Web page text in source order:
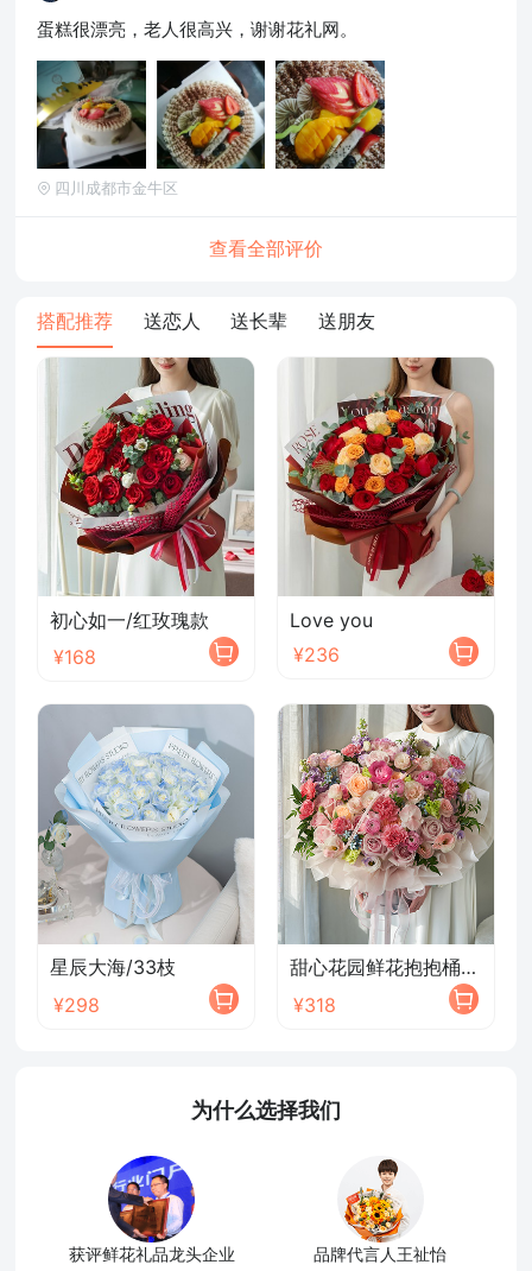
蛋糕很漂亮，老人很高兴，谢谢花礼网。
四川成都市金牛区
查看全部评价
搭配推荐 送恋人 送长辈 送朋友
初心如一/红玫瑰款
¥168
Love you
¥236
星辰大海/33枝
¥298
甜心花园鲜花抱抱桶/2026新款
¥318
为什么选择我们
获评鲜花礼品龙头企业 品牌代言人王祉怡